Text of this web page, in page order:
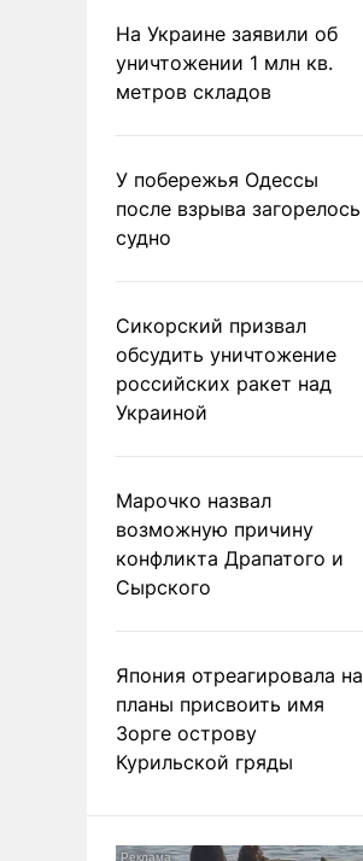
На Украине заявили об
уничтожении 1 млн кв.
метров складов
У побережья Одессы
после взрыва загорелось
судно
Сикорский призвал
обсудить уничтожение
российских ракет над
Украиной
Марочко назвал
возможную причину
конфликта Драпатого и
Сырского
Япония отреагировала на
планы присвоить имя
Зорге острову
Курильской гряды